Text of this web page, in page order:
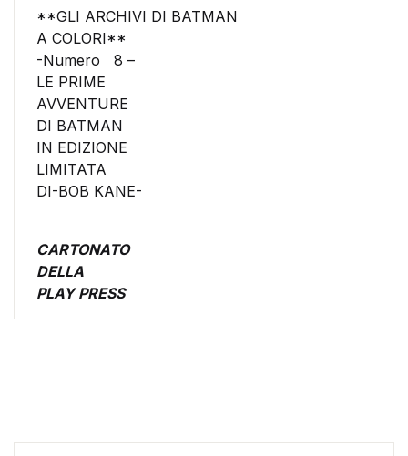
**GLI ARCHIVI DI BATMAN
A COLORI**
-Numero 8 –
LE PRIME
AVVENTURE
DI BATMAN
IN EDIZIONE
LIMITATA
DI-BOB KANE-
CARTONATO
DELLA
PLAY PRESS